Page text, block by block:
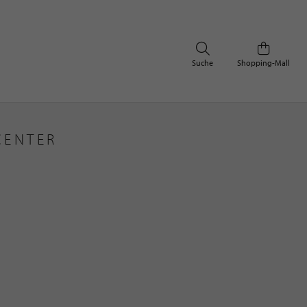
Shopping-Mall
Suche